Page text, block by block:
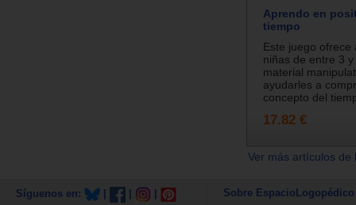
Aprendo en
tiempo
Este juego ofrece
niñas de entre 3
material
ayudarles a
concepto del
17.82 €
Ver más artículos
Síguenos en: Sobre EspacioLogopédico